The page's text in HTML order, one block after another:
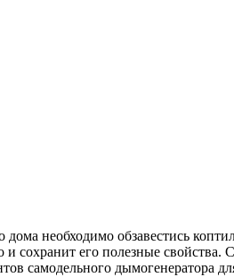
необходимо обзавестись
и сохранит его полезные
самодельного дымогенератора